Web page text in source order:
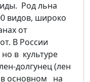
Род льна
видов, широко
от
В России
в культуре
долгунец (лен
основном на